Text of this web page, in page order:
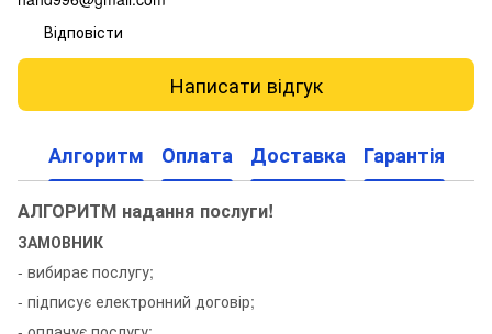
Відповісти
Написати відгук
Алгоритм Оплата Доставка Гарантія
АЛГОРИТМ надання послуги!
ЗАМОВНИК
- вибирає послугу;
- підписує електронний договір;